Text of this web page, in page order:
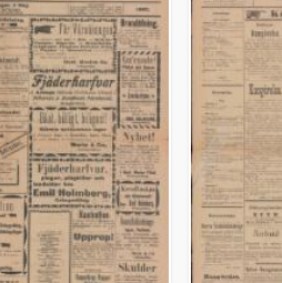
: 1895)
13
: 1881)
13
13
13
13
13
Lunds weckoblad (1813), nytt och gammalt
13
13
13
13
13